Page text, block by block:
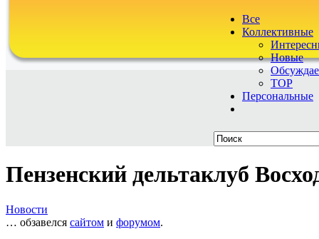
Все
Коллективные
Новые
TOP
Персональные
Пензенский дельтаклуб
Новости
… обзавелся сайтом и форумом.